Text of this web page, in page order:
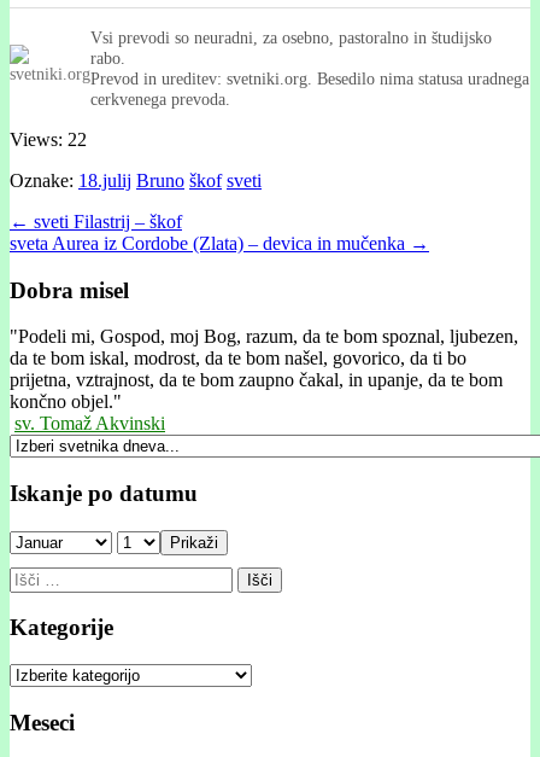
Vsi prevodi so neuradni, za osebno, pastoralno in študijsko
rabo.
Prevod in ureditev: svetniki.org. Besedilo nima statusa uradnega
cerkvenega prevoda.
Views: 22
Oznake: 18.julij Bruno škof sveti
Post
navigation
← sveti Filastrij – škof
sveta Aurea iz Cordobe (Zlata) – devica in mučenka →
Dobra misel
"Podeli mi, Gospod, moj Bog, razum, da te bom spoznal, ljubezen,
da te bom iskal, modrost, da te bom našel, govorico, da ti bo
prijetna, vztrajnost, da te bom zaupno čakal, in upanje, da te bom
končno objel."
sv. Tomaž Akvinski
Iskanje po datumu
Prikaži
Išči:
Kategorije
Kategorije
Meseci